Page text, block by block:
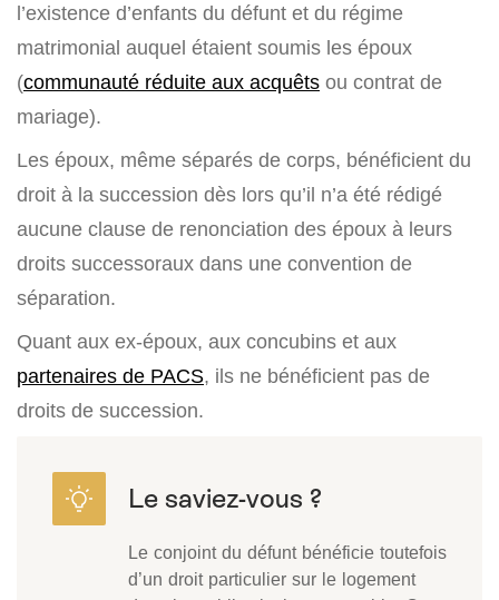
l’existence d’enfants du défunt et du régime
matrimonial auquel étaient soumis les époux
(communauté réduite aux acquêts ou contrat de
mariage).
Les époux, même séparés de corps, bénéficient du
droit à la succession dès lors qu’il n’a été rédigé
aucune clause de renonciation des époux à leurs
droits successoraux dans une convention de
séparation.
Quant aux ex-époux, aux concubins et aux
partenaires de PACS, ils ne bénéficient pas de
droits de succession.
Le conjoint du défunt bénéficie toutefois
d’un droit particulier sur le logement